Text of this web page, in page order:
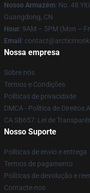
Nosso Armazém: No. 48
Guangdong, CN
Hour: 9AM – 5PM (Mon –
Email :
Nossa empresa
Sobre nós
Termos e Condições
Políticas de privacidade
DMCA - Política de Direitos
CA SB657: Lei de
Nosso Suporte
Políticas de envio e entrega
Termos de pagamento
Políticas de devolução e
Contacte-nos